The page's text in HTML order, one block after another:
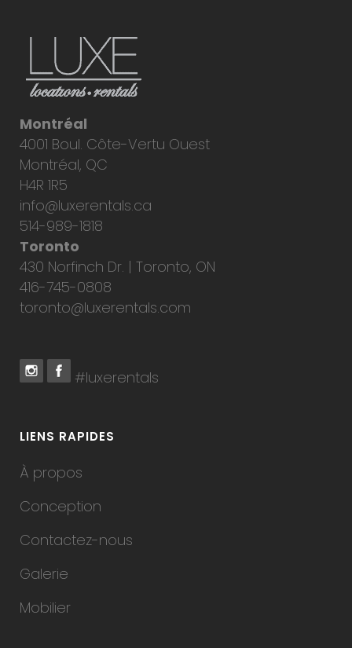
Montréal
4001 Boul. Côte-Vertu Ouest
Montréal, QC
H4R 1R5
info@luxerentals.ca
514-989-1818
Toronto
430 Norfinch Dr. | Toronto, ON
416-745-0808
toronto@luxerentals.com
#luxerentals
LIENS RAPIDES
À propos
Conception
Contactez-nous
Galerie
Mobilier